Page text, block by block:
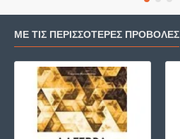
ΜΕ ΤΙΣ ΠΕΡΙΣΣΌΤΕΡΕΣ ΠΡΟΒΟΛΈΣ